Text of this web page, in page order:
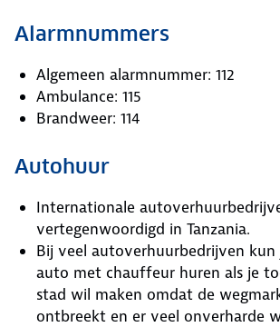
Alarmnummers
Algemeen alarmnummer: 112
Ambulance: 115
Brandweer: 114
Autohuur
Internationale
vertegenwoordigd in Tanzania.
Bij veel autoverhuurbedrijven kun
auto met chauffeur huren als je
stad wil maken omdat de
ontbreekt en er veel onverharde